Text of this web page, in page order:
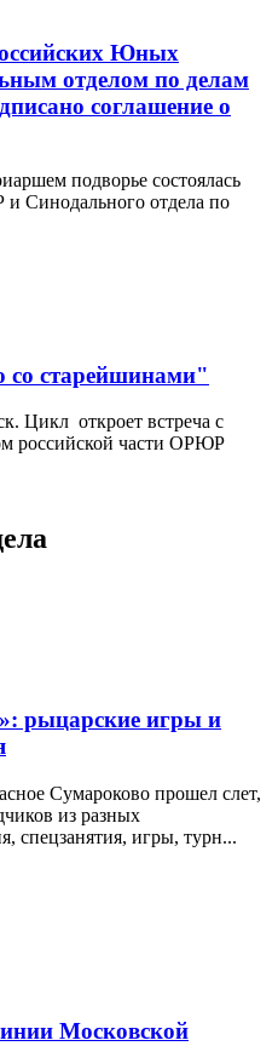
Юных
отделом по делам
соглашение о
подворье состоялась
Синодального отдела по
со старейшинами"
Цикл откроет встреча с
российской части ОРЮР
рыцарские игры и
Сумароково прошел слет,
из разных
спецзанятия, игры, турн...
Московской